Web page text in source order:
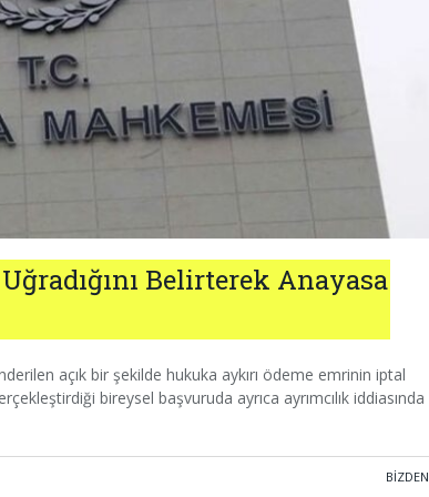
Belirterek Anayasa
açık bir şekilde hukuka aykırı ödeme emrinin iptal
bireysel başvuruda ayrıca ayrımcılık iddiasında
BIZDEN